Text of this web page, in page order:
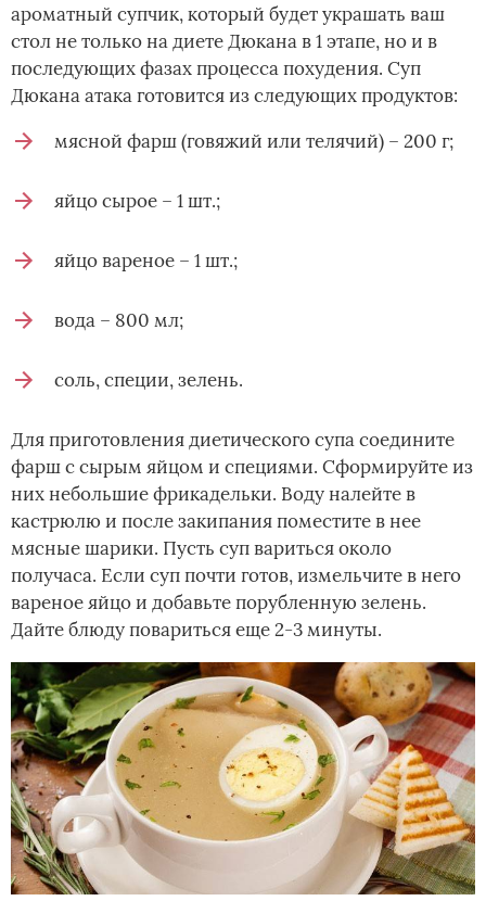
ароматный супчик, который будет украшать ваш
стол не только на диете Дюкана в 1 этапе, но и в
последующих фазах процесса похудения. Суп
Дюкана атака готовится из следующих продуктов:
мясной фарш (говяжий или телячий) – 200 г;
яйцо сырое – 1 шт.;
яйцо вареное – 1 шт.;
вода – 800 мл;
соль, специи, зелень.
Для приготовления диетического супа соедините
фарш с сырым яйцом и специями. Сформируйте из
них небольшие фрикадельки. Воду налейте в
кастрюлю и после закипания поместите в нее
мясные шарики. Пусть суп вариться около
получаса. Если суп почти готов, измельчите в него
вареное яйцо и добавьте порубленную зелень.
Дайте блюду повариться еще 2-3 минуты.